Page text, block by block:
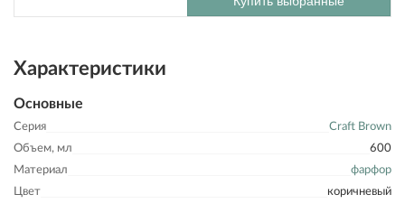
Характеристики
Основные
Серия
Craft Brown
Объем, мл
600
Материал
фарфор
Цвет
коричневый